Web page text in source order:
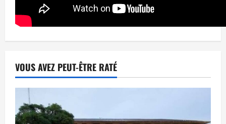
VOUS AVEZ PEUT-ÊTRE RATÉ